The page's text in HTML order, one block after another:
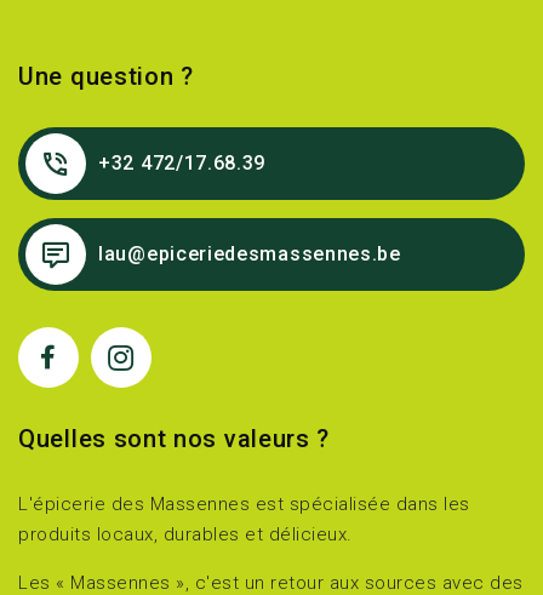
Une question ?
+32 472/17.68.39
lau@epiceriedesmassennes.be
Quelles sont nos valeurs ?
L'épicerie des Massennes est spécialisée dans les
produits locaux, durables et délicieux.
Les « Massennes », c'est un retour aux sources avec des